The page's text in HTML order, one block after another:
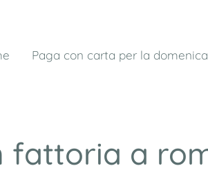
Paga con carta per la domenica
fattoria a